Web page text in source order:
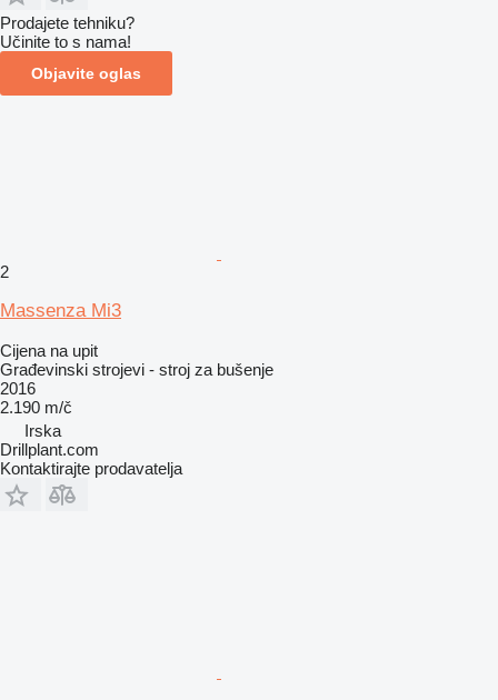
Prodajete tehniku?
Učinite to s nama!
Objavite oglas
2
Massenza Mi3
Cijena na upit
Građevinski strojevi - stroj za bušenje
2016
2.190 m/č
Irska
Drillplant.com
Kontaktirajte prodavatelja